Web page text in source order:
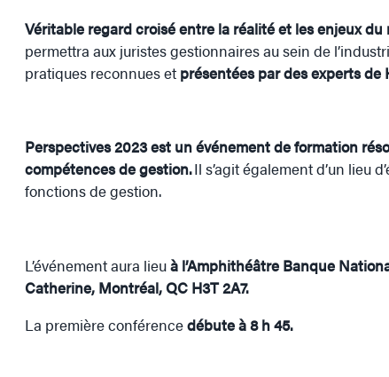
Véritable regard croisé entre la réalité et les enjeux
permettra aux juristes gestionnaires au sein de
pratiques reconnues et présentées par des experts de
Perspectives 2023 est un événement de formation
compétences de gestion.Il s’agit également d’un lieu
fonctions de gestion.
L’événement aura lieuà l’Amphithéâtre Banque
Catherine, Montréal, QC H3T 2A7.
La première conférencedébute à 8 h 45.